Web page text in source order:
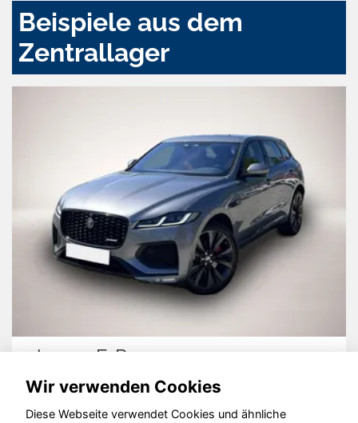
Beispiele aus dem
Zentrallager
Jaguar F-Pace
Wir verwenden Cookies
Diese Webseite verwendet Cookies und ähnliche